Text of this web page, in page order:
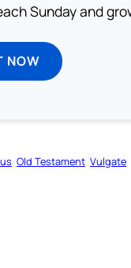
Sunday and
NOW
Old Testament Vulgate